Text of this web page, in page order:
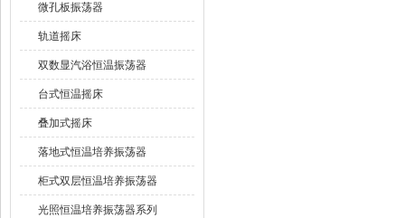
微孔板振荡器
轨道摇床
双数显汽浴恒温振荡器
台式恒温摇床
叠加式摇床
落地式恒温培养振荡器
柜式双层恒温培养振荡器
光照恒温培养振荡器系列